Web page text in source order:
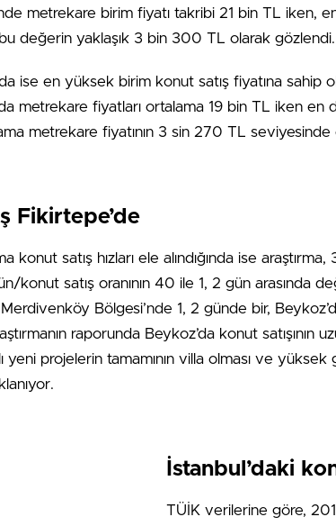
metrekare birim fiyatı takribi 21 bin TL iken,
değerin yaklaşık 3 bin 300 TL olarak gözlendi.
ise en yüksek birim konut satış fiyatına sahip
metrekare fiyatları ortalama 19 bin TL iken en
metrekare fiyatının 3 sin 270 TL
Fikirtepe’de
konut satış hızları ele alındığında ise
konut satış oranının 40 ile 1, 2 gün arasında
Bölgesi’nde 1, 2 günde bir,
raporunda Beykoz’da konut satışının
yeni projelerin tamamının villa olması ve
İstanbul’daki
TÜİK verilerine göre,